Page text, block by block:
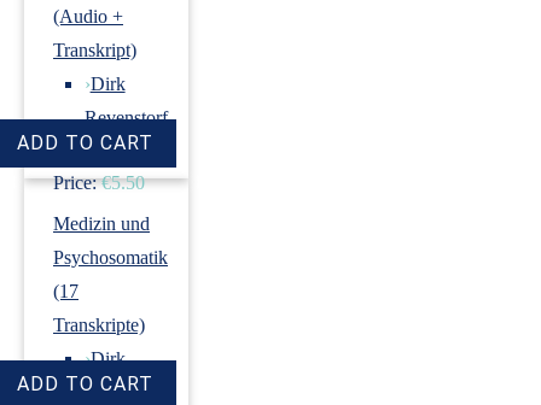
(Audio +
Transkript)
›Dirk
Revenstorf
Price: €5.50
Medizin und
Psychosomatik
(17
Transkripte)
›Dirk
Revenstorf